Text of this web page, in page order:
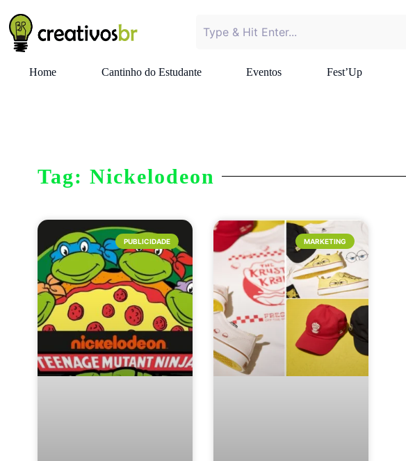
Home Cantinho do Estudante Eventos Fest’Up
Tag: Nickelodeon
PUBLICIDADE MARKETING